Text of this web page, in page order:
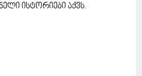
ისტორიები აქვს.